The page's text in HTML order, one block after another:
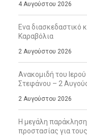
4 Αυγούστου 2026
Ενα διασκεδαστικό
Καραβόλια
2 Αυγούστου 2026
Ανακομιδή του
Στεφάνου – 2
2 Αυγούστου 2026
Η μεγάλη
προστασίας για